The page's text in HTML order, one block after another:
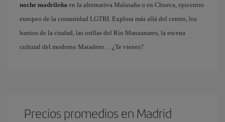
noche madrileña en la alternativa Malasaña o en Chueca, epicentro
europeo de la comunidad LGTBI. Explora más allá del centro, los
barrios de la ciudad, las orillas del Río Manzanares, la escena
cultural del moderno Matadero… ¿Te vienes?
Precios promedios en Madrid